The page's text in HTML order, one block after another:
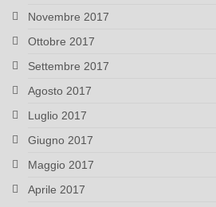
Novembre 2017
Ottobre 2017
Settembre 2017
Agosto 2017
Luglio 2017
Giugno 2017
Maggio 2017
Aprile 2017